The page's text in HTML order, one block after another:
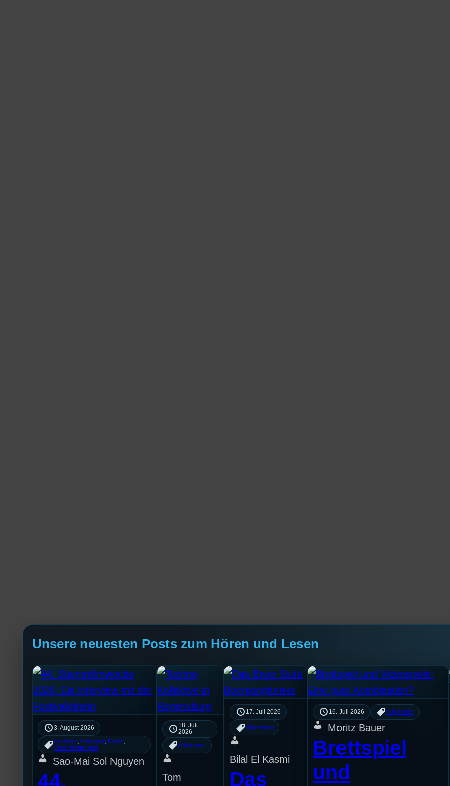
Unsere neuesten Posts zum Hören und Lesen
3. August 2026
Festivals Interview, Kultur
Veranstaltungen
Sao-Mai Sol Nguyen
18. Juli
2026
Allgemein
Tom
17. Juli 2026
Allgemein
Bilal El Kasmi
Das
16. Juli 2026 Allgemein
Moritz Bauer
Brettspiel
und